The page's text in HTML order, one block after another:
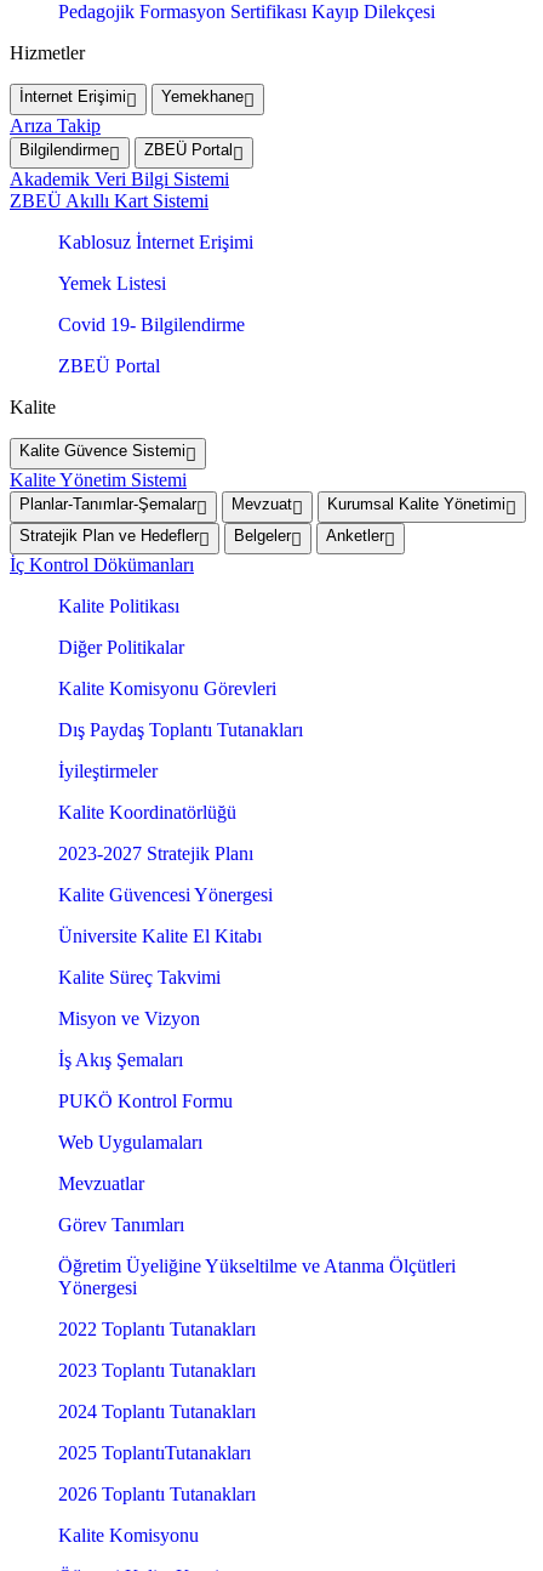
Pedagojik Formasyon Sertifikası Kayıp Dilekçesi
Hizmetler
İnternet Erişimi Yemekhane
Arıza Takip
Bilgilendirme ZBEÜ Portal
Akademik Veri Bilgi Sistemi
ZBEÜ Akıllı Kart Sistemi
Kablosuz İnternet Erişimi
Yemek Listesi
Covid 19- Bilgilendirme
ZBEÜ Portal
Kalite
Kalite Güvence Sistemi
Kalite Yönetim Sistemi
Planlar-Tanımlar-Şemalar Mevzuat
Kurumsal Kalite Yönetimi
Stratejik Plan ve Hedefler
Belgeler Anketler
İç Kontrol Dökümanları
Kalite Politikası
Diğer Politikalar
Kalite Komisyonu Görevleri
Dış Paydaş Toplantı Tutanakları
İyileştirmeler
Kalite Koordinatörlüğü
2023-2027 Stratejik Planı
Kalite Güvencesi Yönergesi
Üniversite Kalite El Kitabı
Kalite Süreç Takvimi
Misyon ve Vizyon
İş Akış Şemaları
PUKÖ Kontrol Formu
Web Uygulamaları
Mevzuatlar
Görev Tanımları
Öğretim Üyeliğine Yükseltilme ve Atanma Ölçütleri
Yönergesi
2022 Toplantı Tutanakları
2023 Toplantı Tutanakları
2024 Toplantı Tutanakları
2025 ToplantıTutanakları
2026 Toplantı Tutanakları
Kalite Komisyonu